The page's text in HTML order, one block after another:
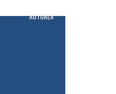
AUTOALA